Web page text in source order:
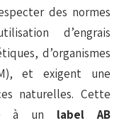
des normes
d’engrais
d’organismes
et exigent une
naturelles. Cette
à un label AB